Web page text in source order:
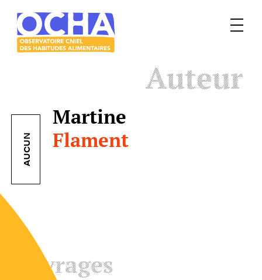
Menu
Auteur
AUCUN
Martine
Flament
Ouvrages